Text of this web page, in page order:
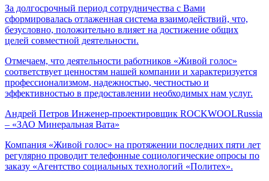
За долгосрочный период сотрудничества с Вами
сформировалась отлаженная система взаимодействий, что,
безусловно, положительно влияет на достижение общих
целей совместной деятельности.
Отмечаем, что деятельности работников «Живой голос»
соответствует ценностям нашей компании и характеризуется
профессионализмом, надежностью, честностью и
эффективностью в предоставлении необходимых нам услуг.
Андрей Петров Инженер-проектировщик ROCKWOOLRussia
– «ЗАО Минеральная Вата»
Компания «Живой голос» на протяжении последних пяти лет
регулярно проводит телефонные социологические опросы по
заказу «Агентство социальных технологий «Политех».